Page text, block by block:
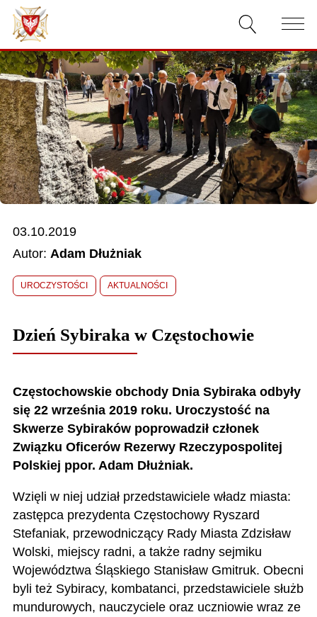
AKTUALNOŚCI
O ZWIĄZKU
DOKUMENTY
WŁADZE
RELACJE FILMOWE
KONKURSY
03.10.2019
Autor: Adam Dłużniak
UROCZYSTOŚCI AKTUALNOŚCI
Dzień Sybiraka w Częstochowie
Częstochowskie obchody Dnia Sybiraka odbyły
się 22 września 2019 roku. Uroczystość na
Skwerze Sybiraków poprowadził członek
Związku Oficerów Rezerwy Rzeczypospolitej
Polskiej ppor. Adam Dłużniak.
Wzięli w niej udział przedstawiciele władz miasta:
zastępca prezydenta Częstochowy Ryszard
Stefaniak, przewodniczący Rady Miasta Zdzisław
Wolski, miejscy radni, a także radny sejmiku
Województwa Śląskiego Stanisław Gmitruk. Obecni
byli też Sybiracy, kombatanci, przedstawiciele służb
mundurowych, nauczyciele oraz uczniowie wraz ze